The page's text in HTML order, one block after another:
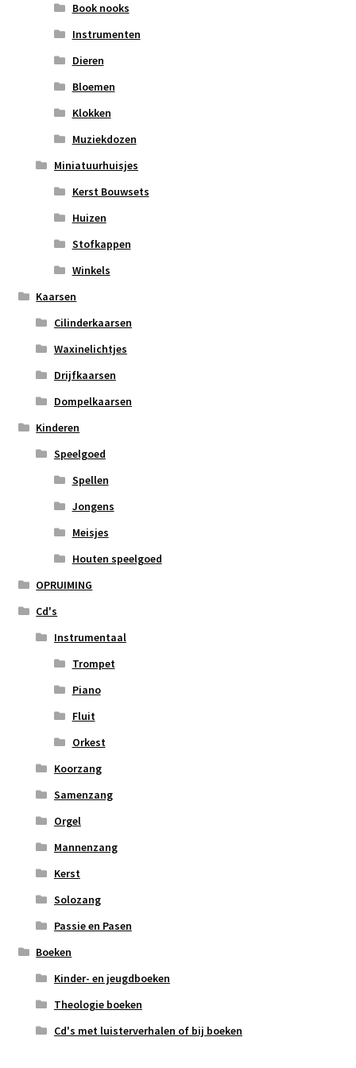
Book nooks
Instrumenten
Dieren
Bloemen
Klokken
Muziekdozen
Miniatuurhuisjes
Kerst Bouwsets
Huizen
Stofkappen
Winkels
Kaarsen
Cilinderkaarsen
Waxinelichtjes
Drijfkaarsen
Dompelkaarsen
Kinderen
Speelgoed
Spellen
Jongens
Meisjes
Houten speelgoed
OPRUIMING
Cd's
Instrumentaal
Trompet
Piano
Fluit
Orkest
Koorzang
Samenzang
Orgel
Mannenzang
Kerst
Solozang
Passie en Pasen
Boeken
Kinder- en jeugdboeken
Theologie boeken
Cd's met luisterverhalen of bij boeken